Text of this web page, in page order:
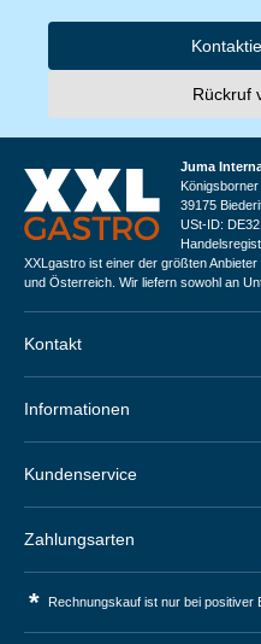
Rückruf
Juma
39175
USt-ID:
XXLgastro ist einer der größten
und Österreich. Wir liefern sowohl an
Kontakt
Informationen
Kundenservice
Zahlungsarten
* Rechnungskauf ist nur bei positiver